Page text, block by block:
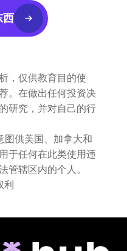
西
，仅供教育目的使
。在做出任何投资决
研究，并对自己的行
供美国、加拿大和
于任何在此类使用违
管辖区内的个人。